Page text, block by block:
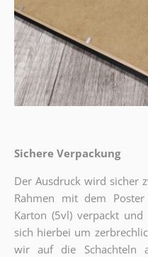
Sichere Verpackung
Der Ausdruck wird sicher
Rahmen mit dem
Karton (5vl) verpackt
sich hierbei um
wir auf die Schachteln